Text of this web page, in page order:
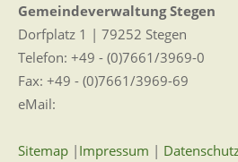
Gemeindeverwaltung Stegen
Dorfplatz 1 | 79252 Stegen
Telefon: +49 - (0)7661/3969-0
Fax: +49 - (0)7661/3969-69
eMail:
Sitemap | Impressum |